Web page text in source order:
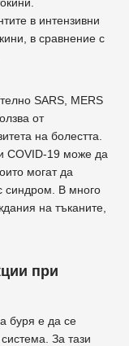
в интензивни
в сравнение с
SARS, MERS
от
на болестта.
COVID-19 може да
могат да
синдром. В много
на тъканите,
при
буря е да се
За тази